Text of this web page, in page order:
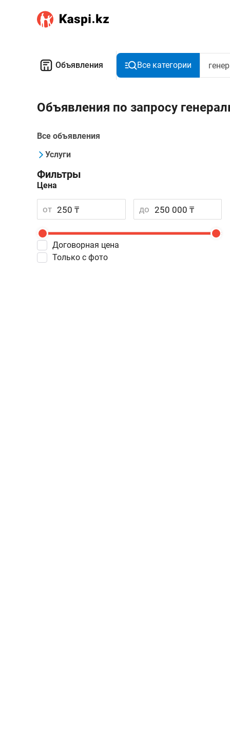
Объявления Все категории
Объявления по запросу
Все объявления
Услуги
Фильтры
Цена
от до
Договорная цена
Только с фото